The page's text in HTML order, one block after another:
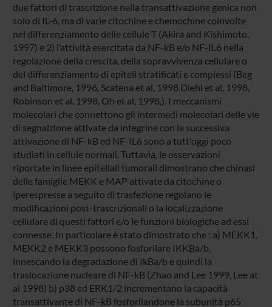
due fattori di trascrizione nella transattivazione genica non
solo di IL-6, ma di varie citochine e chemochine coinvolte
nel differenziamento delle cellule T (Akira and Kishimoto,
1997) e 2) l’attività esercitata da NF-kB e/o NF-IL6 nella
regolazione della crescita, della sopravvivenza cellulare o
del differenziamento di epiteli stratificati e complessi (Beg
and Baltimore, 1996, Scatena et al, 1998 Diehl et al, 1998,
Robinson et al, 1998, Oh et al, 1998,). I meccanismi
molecolari che connettono gli intermedi molecolari delle vie
di segnalzione attivate da integrine con la successiva
attivazione di NF-kB ed NF-IL6 sono a tutt'oggi poco
studiati in cellule normali. Tuttavia, le osservazioni
riportate in linee epiteliali tumorali dimostrano che chinasi
delle famiglie MEKK e MAP attivate da citochine o
iperespresse a seguito di trasfezione regolano le
modificazioni post-trascrizionali o la localizzazione
cellulare di questi fattori e/o le funzioni biologiche ad essi
connesse. In particolare è stato dimostrato che : a) MEKK1,
MEKK2 e MEKK3 possono fosforilare IKKBa/b,
innescando la degradazione di IkBa/b e quindi la
traslocazione nucleare di NF-kB (Zhao and Lee 1999, Lee at
al 1998) b) p38 ed ERK1/2 incrementano la capacità
transattivante di NF-kB fosforilandone la subunità p65